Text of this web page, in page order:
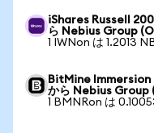
iShares Russell
ら Nebius Group
1 IWNon は 1.2013
BitMine
から Nebius
1 BMNRon は